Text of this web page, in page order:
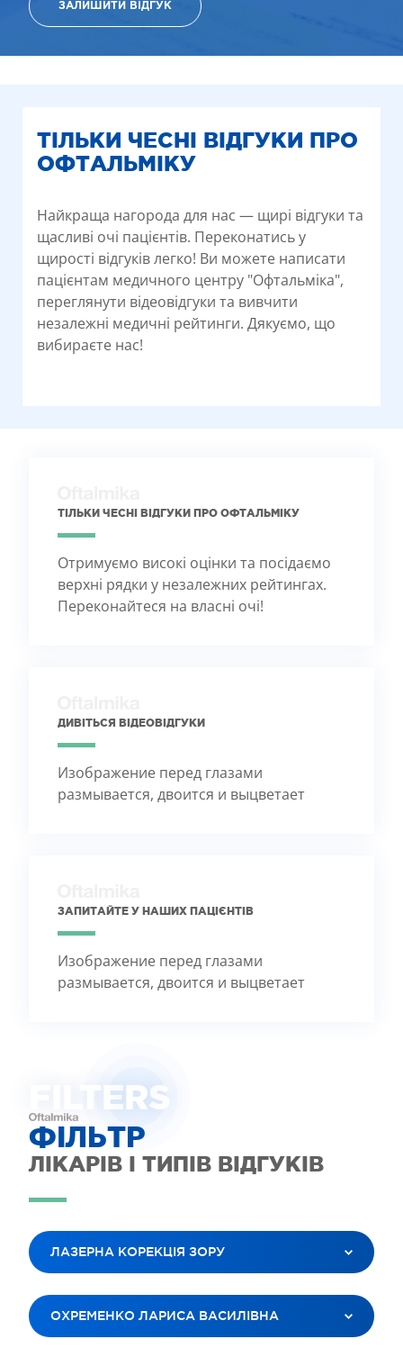
ЗАЛИШИТИ ВІДГУК
ТІЛЬКИ ЧЕСНІ ВІДГУКИ ПРО
ОФТАЛЬМІКУ
Найкраща нагорода для нас — щирі відгуки та
щасливі очі пацієнтів. Переконатись у
щирості відгуків легко! Ви можете написати
пацієнтам медичного центру "Офтальміка",
переглянути відеовідгуки та вивчити
незалежні медичні рейтинги. Дякуємо, що
вибираєте нас!
ТІЛЬКИ ЧЕСНІ ВІДГУКИ ПРО ОФТАЛЬМІКУ
Отримуємо високі оцінки та посідаємо
верхні рядки у незалежних рейтингах.
Переконайтеся на власні очі!
ДИВІТЬСЯ ВІДЕОВІДГУКИ
Изображение перед глазами
размывается, двоится и выцветает
ЗАПИТАЙТЕ У НАШИХ ПАЦІЄНТІВ
Изображение перед глазами
размывается, двоится и выцветает
FILTERS
ФІЛЬТР
ЛІКАРІВ І ТИПІВ ВІДГУКІВ
ЛАЗЕРНА КОРЕКЦІЯ ЗОРУ
ВСІ ПОСЛУГИ
ЛАЗЕРНА КОРЕКЦІЯ ЗОРУ
ОХРЕМЕНКО ЛАРИСА ВАСИЛІВНА